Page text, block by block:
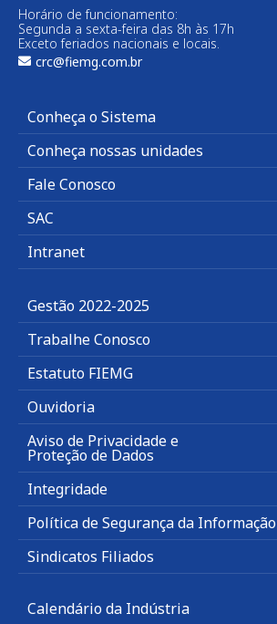
Horário de funcionamento:
Segunda a sexta-feira das 8h às 17h
Exceto feriados nacionais e locais.
crc@fiemg.com.br
Conheça o Sistema
Conheça nossas unidades
Fale Conosco
SAC
Intranet
Gestão 2022-2025
Trabalhe Conosco
Estatuto FIEMG
Ouvidoria
Aviso de Privacidade e
Proteção de Dados
Integridade
Política de Segurança da Informação
Sindicatos Filiados
Calendário da Indústria